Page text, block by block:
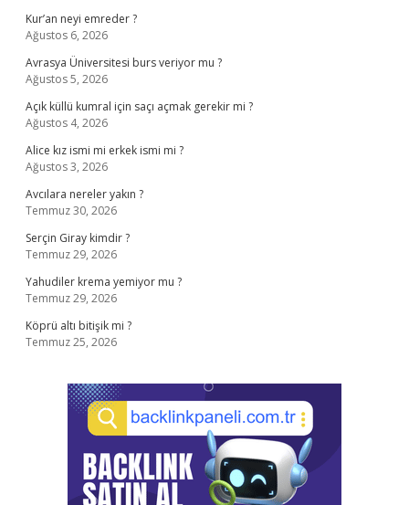
Kur’an neyi emreder ?
Ağustos 6, 2026
Avrasya Üniversitesi burs veriyor mu ?
Ağustos 5, 2026
Açık küllü kumral için saçı açmak gerekir mi ?
Ağustos 4, 2026
Alice kız ismi mi erkek ismi mi ?
Ağustos 3, 2026
Avcılara nereler yakın ?
Temmuz 30, 2026
Serçin Giray kimdir ?
Temmuz 29, 2026
Yahudiler krema yemiyor mu ?
Temmuz 29, 2026
Köprü altı bitişik mi ?
Temmuz 25, 2026